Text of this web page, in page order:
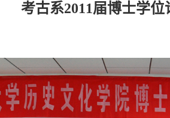
考古系2011届博士学